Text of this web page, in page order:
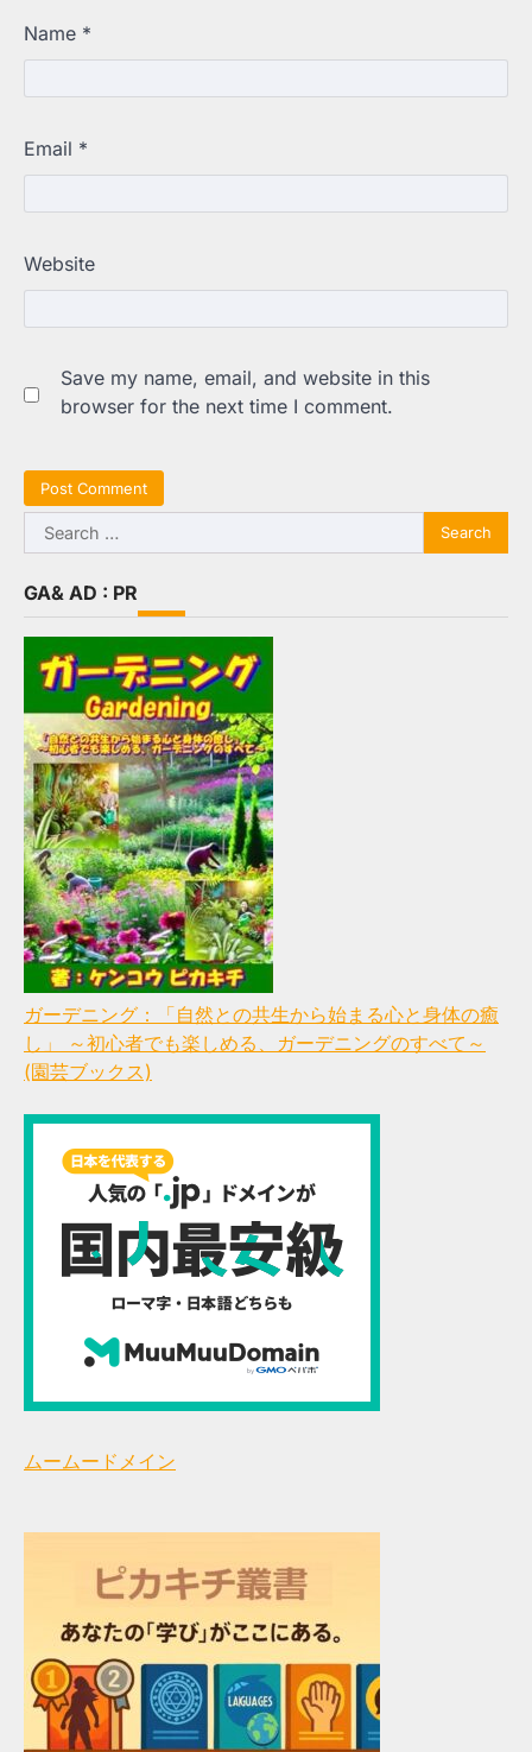
Name *
Email *
Website
Save my name, email, and website in this
browser for the next time I comment.
Search
for:
GA& AD : PR
ガーデニング：「自然との共生から始まる心と身体の癒
し」 ～初心者でも楽しめる、ガーデニングのすべて～
(園芸ブックス)
ムームードメイン